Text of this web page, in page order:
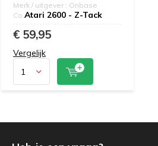
Merk / uitgever : Onbase
Co.Atari 2600 - Z-Tack
€ 59,95
Vergelijk